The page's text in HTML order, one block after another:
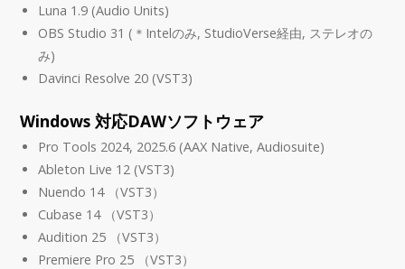
Luna 1.9 (Audio Units)
OBS Studio 31 (＊Intelのみ, StudioVerse経由, ステレオの
み)
Davinci Resolve 20 (VST3)
Windows 対応DAWソフトウェア
Pro Tools 2024, 2025.6 (AAX Native, Audiosuite)
Ableton Live 12 (VST3)
Nuendo 14 （VST3）
Cubase 14 （VST3）
Audition 25 （VST3）
Premiere Pro 25 （VST3）